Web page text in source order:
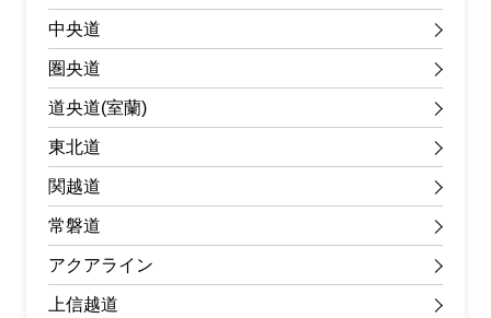
中央道
圏央道
道央道(室蘭)
東北道
関越道
常磐道
アクアライン
上信越道